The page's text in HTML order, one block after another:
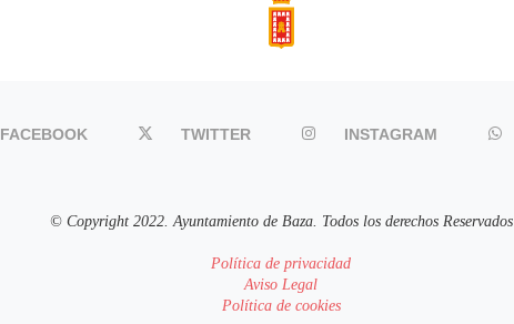
FACEBOOK TWITTER INSTAGRAM
© Copyright 2022. Ayuntamiento de Baza. Todos los derechos Reservados
Política de privacidad
Aviso Legal
Política de cookies